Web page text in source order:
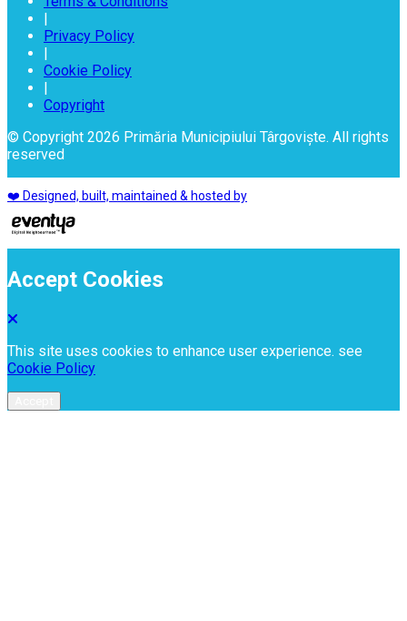
Privacy Policy
Cookie Policy
Copyright
© Copyright 2026 Primăria Municipiului Târgoviște. All rights
reserved
❤️ Designed, built, maintained & hosted by
Accept Cookies
This site uses cookies to enhance user experience. see
Cookie Policy